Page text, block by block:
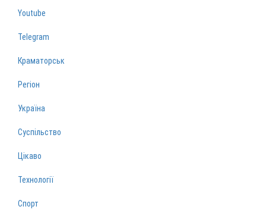
Youtube
Telegram
Краматорськ
Регіон
Україна
Суспільство
Цікаво
Технології
Спорт